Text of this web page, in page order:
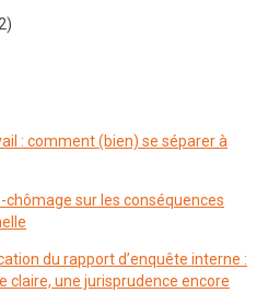
: comment (bien) se séparer à
chômage sur les conséquences
du rapport d’enquête interne :
claire, une jurisprudence encore